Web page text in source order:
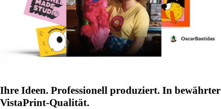
Ihre Ideen. Professionell produziert. In bewährter
VistaPrint-Qualität.